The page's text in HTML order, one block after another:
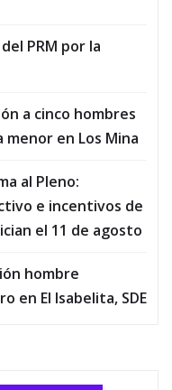
PRM por la
a cinco hombres
menor en Los Mina
al Pleno:
e incentivos de
el 11 de agosto
hombre
en El Isabelita, SDE